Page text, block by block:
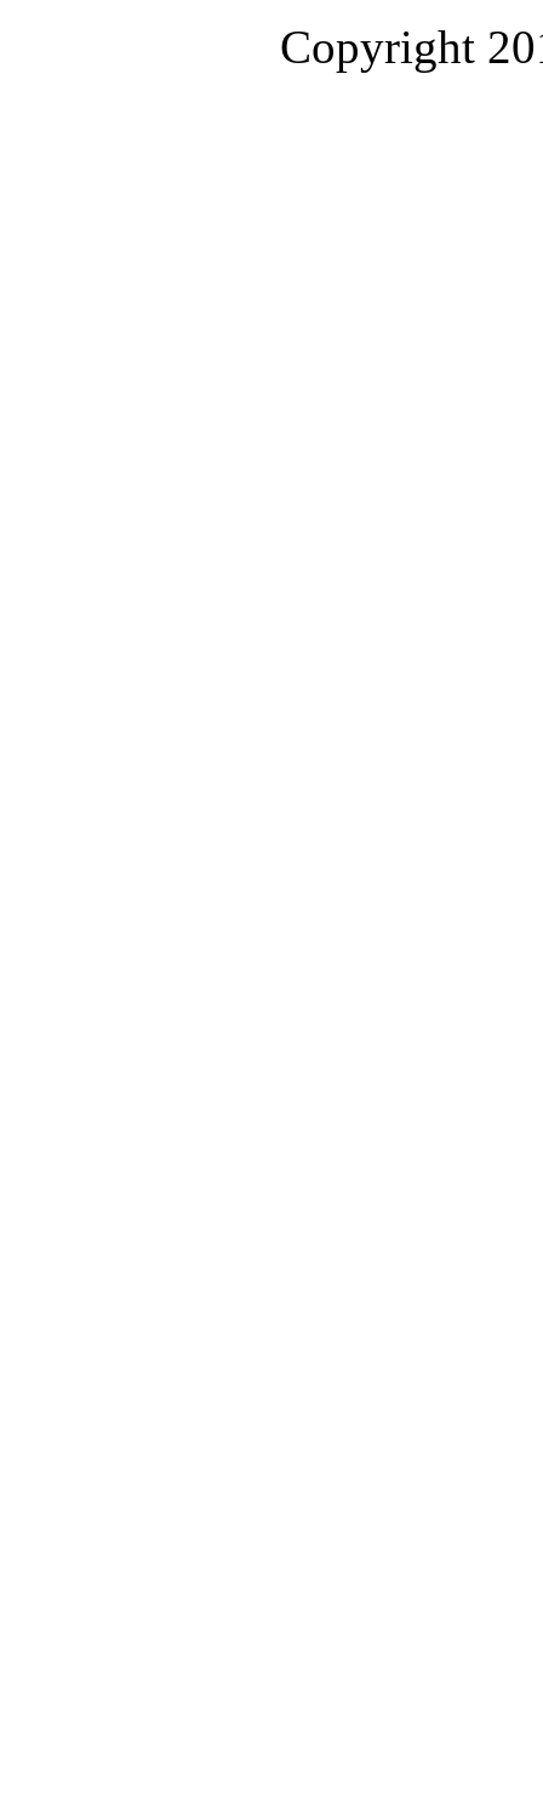
Copyright